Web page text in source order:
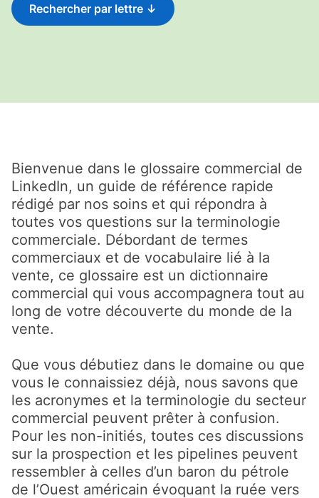
Rechercher par lettre ↓
Bienvenue dans le glossaire commercial de
LinkedIn, un guide de référence rapide
rédigé par nos soins et qui répondra à
toutes vos questions sur la terminologie
commerciale. Débordant de termes
commerciaux et de vocabulaire lié à la
vente, ce glossaire est un dictionnaire
commercial qui vous accompagnera tout au
long de votre découverte du monde de la
vente.
Que vous débutiez dans le domaine ou que
vous le connaissiez déjà, nous savons que
les acronymes et la terminologie du secteur
commercial peuvent prêter à confusion.
Pour les non-initiés, toutes ces discussions
sur la prospection et les pipelines peuvent
ressembler à celles d’un baron du pétrole
de l’Ouest américain évoquant la ruée vers